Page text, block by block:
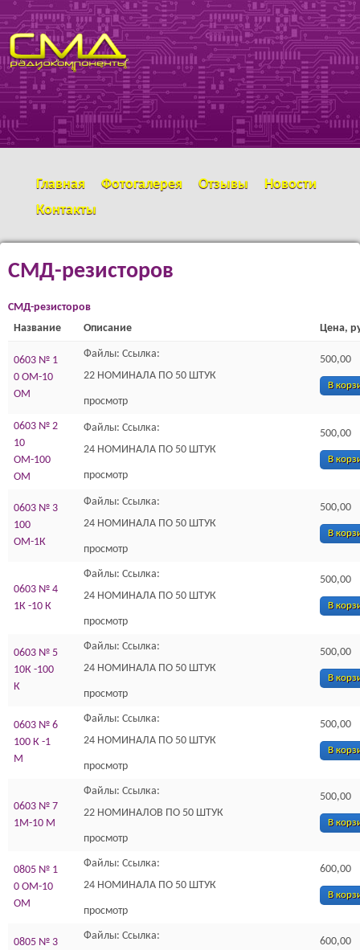
Перейти к основному
содержанию
SMD
РАДИОКОМПОНЕНТЫ
Главная Фотогалерея Отзывы
Новости
Контакты
СМД-резисторов
СМД-резисторов
Название
Описание Цена,
0603 № 1
0 ОМ-10
ОМ
Файлы: Ссылка:
22 НОМИНАЛА ПО 50 ШТУК
просмотр
500,00
В
0603 № 2
10
ОМ-100
ОМ
Файлы: Ссылка:
24 НОМИНАЛА ПО 50 ШТУК
просмотр
500,00
В
0603 № 3
100
ОМ-1К
Файлы: Ссылка:
24 НОМИНАЛА ПО 50 ШТУК
просмотр
500,00
В
0603 № 4
1К -10 К
Файлы: Ссылка:
24 НОМИНАЛА ПО 50 ШТУК
просмотр
500,00
В
0603 № 5
10К -100
К
Файлы: Ссылка:
24 НОМИНАЛА ПО 50 ШТУК
просмотр
500,00
В
0603 № 6
100 К -1
М
Файлы: Ссылка:
24 НОМИНАЛА ПО 50 ШТУК
просмотр
500,00
В
0603 № 7
1М-10 М
Файлы: Ссылка:
22 НОМИНАЛОВ ПО 50 ШТУК
просмотр
500,00
В
0805 № 1
0 ОМ-10
ОМ
Файлы: Ссылка:
24 НОМИНАЛА ПО 50 ШТУК
просмотр
600,00
В
0805 № 3
Файлы: Ссылка:
600,00